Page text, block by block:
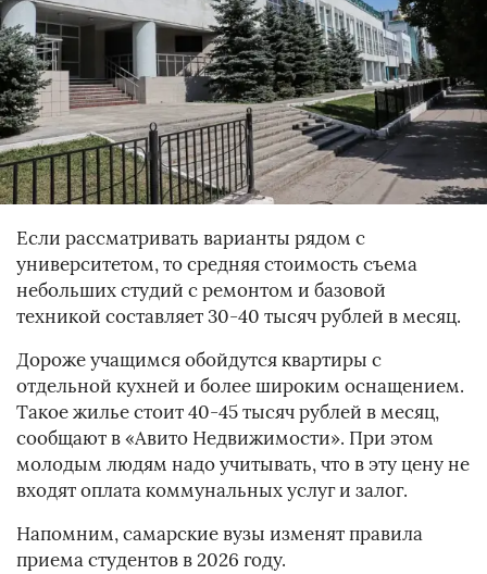
Если рассматривать варианты рядом с
университетом, то средняя стоимость съема
небольших студий с ремонтом и базовой
техникой составляет 30-40 тысяч рублей в месяц.
Дороже учащимся обойдутся квартиры с
отдельной кухней и более широким оснащением.
Такое жилье стоит 40-45 тысяч рублей в месяц,
сообщают в «Авито Недвижимости». При этом
молодым людям надо учитывать, что в эту цену не
входят оплата коммунальных услуг и залог.
Напомним, самарские вузы изменят правила
приема студентов в 2026 году.